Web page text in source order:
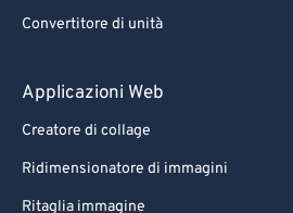
Convertitore di unità
Applicazioni Web
Creatore di collage
Ridimensionatore di immagini
Ritaglia immagine